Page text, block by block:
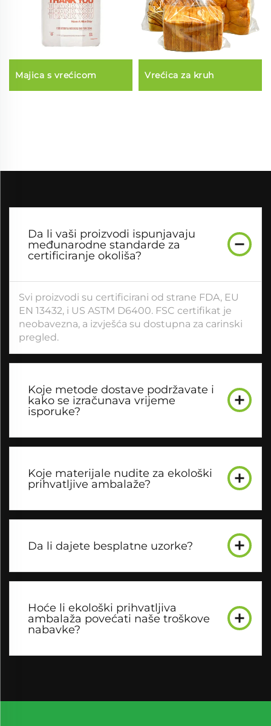
Majica s vrećicom Vrećica za kruh
Da li vaši proizvodi ispunjavaju
međunarodne standarde za
certificiranje okoliša?
Svi proizvodi su certificirani od strane FDA, EU
EN 13432, i US ASTM D6400. FSC certifikat je
neobavezna, a izvješća su dostupna za carinski
pregled.
Koje metode dostave podržavate i
kako se izračunava vrijeme
isporuke?
Koje materijale nudite za ekološki
prihvatljive ambalaže?
Da li dajete besplatne uzorke?
Hoće li ekološki prihvatljiva
ambalaža povećati naše troškove
nabavke?